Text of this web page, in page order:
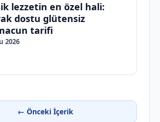
lezzetin en özel hali:
dostu glütensiz
tarifi
2026
← Önceki İçerik